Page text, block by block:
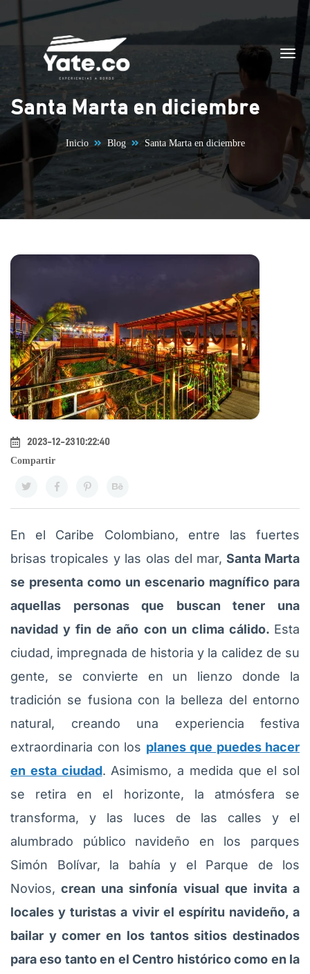
Saltar al contenido
Santa Marta en diciembre
Inicio Blog Santa Marta en diciembre
2023-12-23 10:22:40
Compartir
En el Caribe Colombiano, entre las fuertes
brisas tropicales y las olas del mar, Santa Marta
se presenta como un escenario magnífico para
aquellas personas que buscan tener una
navidad y fin de año con un clima cálido. Esta
ciudad, impregnada de historia y la calidez de su
gente, se convierte en un lienzo donde la
tradición se fusiona con la belleza del entorno
natural, creando una experiencia festiva
extraordinaria con los planes que puedes hacer
en esta ciudad. Asimismo, a medida que el sol
se retira en el horizonte, la atmósfera se
transforma, y las luces de las calles y el
alumbrado público navideño en los parques
Simón Bolívar, la bahía y el Parque de los
Novios, crean una sinfonía visual que invita a
locales y turistas a vivir el espíritu navideño, a
bailar y comer en los tantos sitios destinados
para eso tanto en el Centro histórico como en la